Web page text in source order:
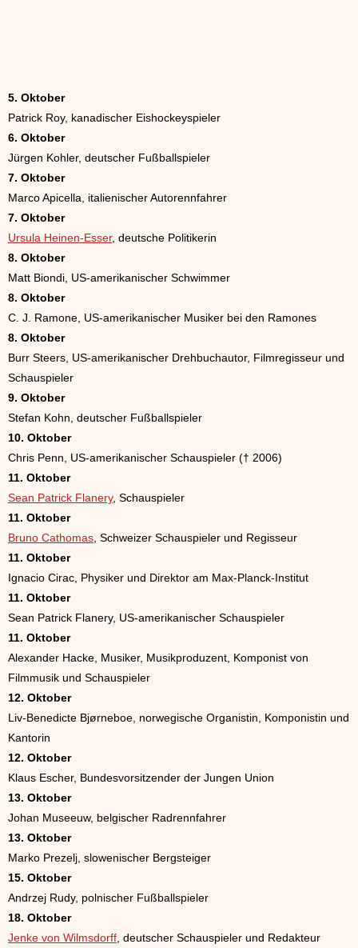
5. Oktober
Patrick Roy, kanadischer Eishockeyspieler
6. Oktober
Jürgen Kohler, deutscher Fußballspieler
7. Oktober
Marco Apicella, italienischer Autorennfahrer
7. Oktober
Ursula Heinen-Esser, deutsche Politikerin
8. Oktober
Matt Biondi, US-amerikanischer Schwimmer
8. Oktober
C. J. Ramone, US-amerikanischer Musiker bei den Ramones
8. Oktober
Burr Steers, US-amerikanischer Drehbuchautor, Filmregisseur und
Schauspieler
9. Oktober
Stefan Kohn, deutscher Fußballspieler
10. Oktober
Chris Penn, US-amerikanischer Schauspieler († 2006)
11. Oktober
Sean Patrick Flanery, Schauspieler
11. Oktober
Bruno Cathomas , Schweizer Schauspieler und Regisseur
11. Oktober
Ignacio Cirac, Physiker und Direktor am Max-Planck-Institut
11. Oktober
Sean Patrick Flanery, US-amerikanischer Schauspieler
11. Oktober
Alexander Hacke, Musiker, Musikproduzent, Komponist von
Filmmusik und Schauspieler
12. Oktober
Liv-Benedicte Bjørneboe, norwegische Organistin, Komponistin und
Kantorin
12. Oktober
Klaus Escher, Bundesvorsitzender der Jungen Union
13. Oktober
Johan Museeuw, belgischer Radrennfahrer
13. Oktober
Marko Prezelj, slowenischer Bergsteiger
15. Oktober
Andrzej Rudy, polnischer Fußballspieler
18. Oktober
Jenke von Wilmsdorff , deutscher Schauspieler und Redakteur